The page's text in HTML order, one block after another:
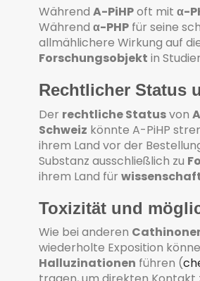
Während A-PiHPoft mit α-
Während α-PHP für seine
allmählichere Wirkung auf
Forschungsobjekt in
Rechtlicher Status
Der rechtliche Statusvon
Schweiz könnte A-PiHP
ihrem Land vor der
Substanz ausschließlich zu
ihrem Land für
Toxizität und
Wie bei anderen
wiederholte Exposition
Halluzinationen führen (